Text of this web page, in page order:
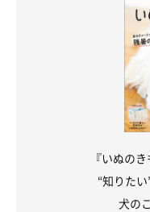
『いぬの
“知りた
犬の